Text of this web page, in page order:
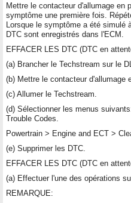
Mettre le contacteur d'allumage en
symptôme une première fois.
Lorsque le symptôme a été
DTC sont enregistrés dans l'ECM.
EFFACER LES DTC (DTC en
(a) Brancher le Techstream sur le
(b) Mettre le contacteur d'allumage
(c) Allumer le Techstream.
(d) Sélectionner les menus
Trouble Codes.
Powertrain > Engine and ECT >
(e) Supprimer les DTC.
EFFACER LES DTC (DTC en
(a) Effectuer l'une des opérations
REMARQUE: